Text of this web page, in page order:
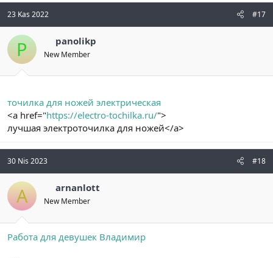
23 Kas 2022 #17
P panolikp
New Member
точилка для ножей электрическая
<a href="https://electro-tochilka.ru/">
лучшая электроточилка для ножей</a>
30 Nis 2023 #18
A arnanlott
New Member
Работа для девушек Владимир